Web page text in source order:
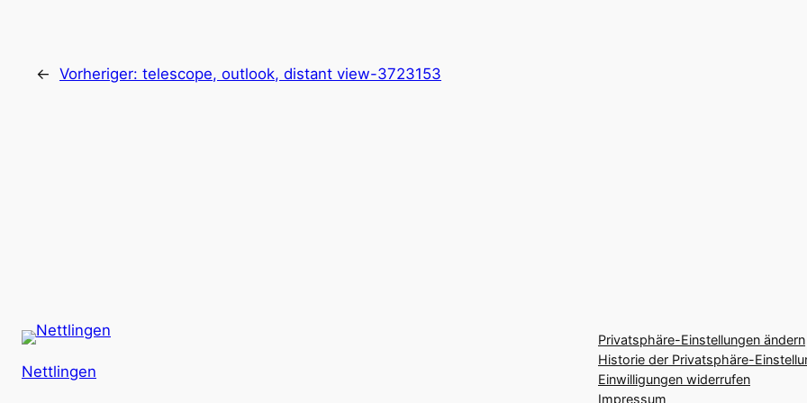
← Vorheriger: telescope, outlook, distant view-3723153
Nettlingen
Privatsphäre-Einstellungen ändern
Historie der Privatsphäre-
Einwilligungen widerrufen
Impressum